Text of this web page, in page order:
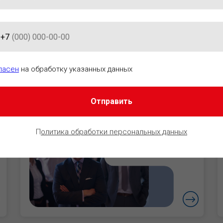
ПРАВОВОГО
Руководители
Уверенность в
безопасности
+7
на обработку указанных данных
Отправить
Политика обработки персональных данных